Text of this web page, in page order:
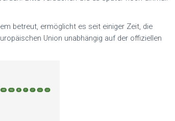
betreut, ermöglicht es seit einiger Zeit, die
Union unabhängig auf der offiziellen